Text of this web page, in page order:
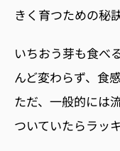
きく育つための秘訣
いちおう芽も食べ
んど変わらず、食
ただ、一般的には
ついていたらラッ